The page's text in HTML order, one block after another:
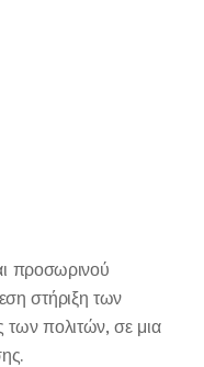
προσωρινού
στήριξη των
των πολιτών, σε μια